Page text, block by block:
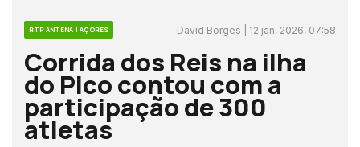
RTP ANTENA 1 AÇORES David Borges | 12 jan, 2026, 07:58
Corrida dos Reis na ilha
do Pico contou com a
participação de 300
atletas